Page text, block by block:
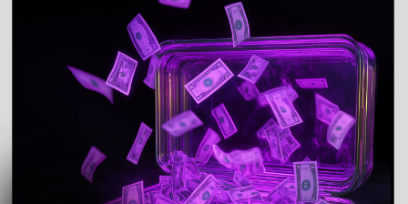
сообщества, коллективы, IT.
Юпитерв первой половине года может
тянуть в вас в уединение, в развитие
духовных знаний, практик. Вторая половина
года будет благоприятна для
благотворительности.